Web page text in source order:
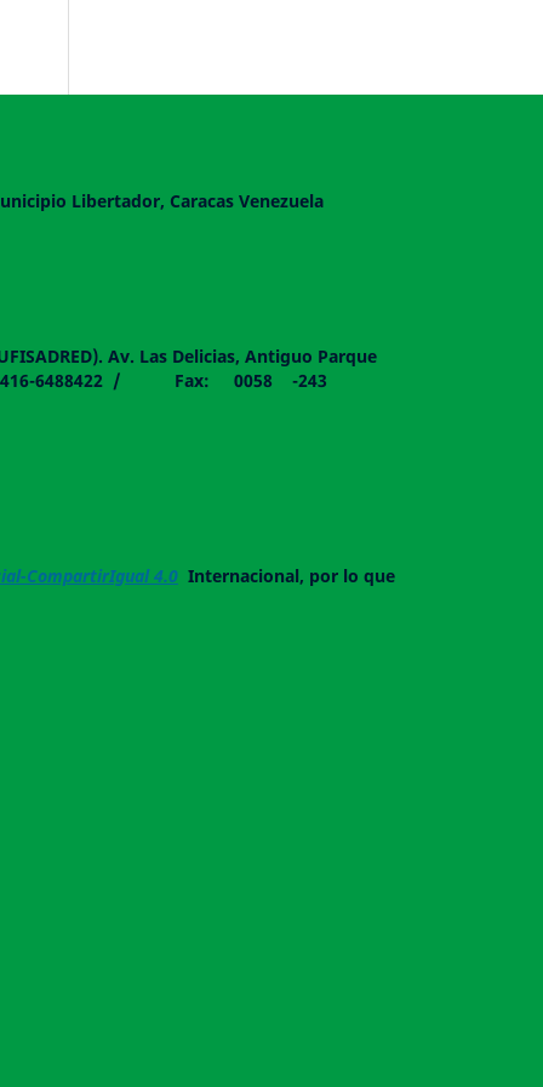
Libertador, Caracas Venezuela
Av. Las Delicias, Antiguo Parque
- 0416-6488422 / Fax: 0058 -243
CompartirIgual 4.0 Internacional, por lo que